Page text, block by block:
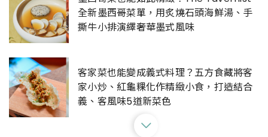
全新墨西哥菜單，用炙燒石頭海鮮湯、手
撕牛小排演繹奢華墨式風味
客家菜也能變成義式料理？五方食藏將客
家小炒、紅龜粿化作精緻小食，打造結合
義、客風味5道新菜色